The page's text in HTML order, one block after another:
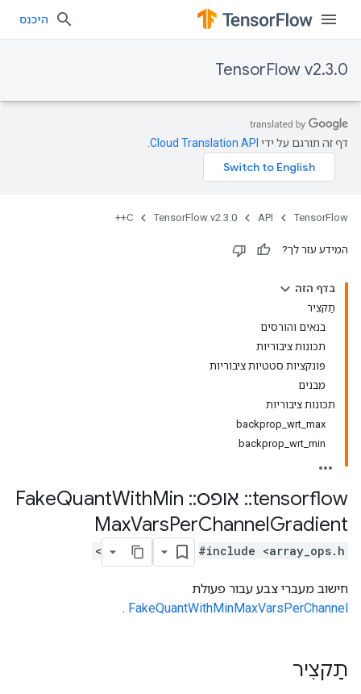
היכנס
TensorFlow v2.3.0
דף זה תורגם על ידי Cloud Translation API
TensorFlow
API
TensorFlow v2.3.0
C++
המידע עזר לך?
בדף הזה
תַקצִיר
בנאים והורסים
תכונות ציבוריות
פונקציות סטטיות ציבוריות
מבנים
תכונות ציבוריות
backprop_wrt_max
backprop_wrt_min
tensorflow
:: אופס::
QuantWithMin
MaxVarsPerChannelGradient
#include <array_ops.h>
חישוב מעברי צבע עבור פעולת
FakeQuantWithMinMaxVarsPerChannel
.
תַקצִיר